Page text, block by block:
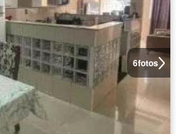
6fotos